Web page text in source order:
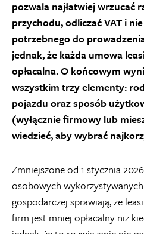
pozwala najłatwiej wrzucać
przychodu, odliczać VAT i
potrzebnego do
jednak, że każda umowa
opłacalna. O końcowym
wszystkim trzy elementy:
pojazdu oraz sposób
(wyłącznie firmowy lub
wiedzieć, aby wybrać
Zmniejszone od 1 stycznia
osobowych wykorzystywanych
gospodarczej sprawiają, że
firm jest mniej opłacalny niż